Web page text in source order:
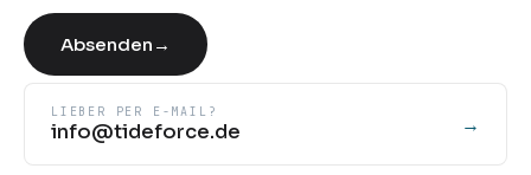
Absenden →
LIEBER PER E-MAIL?
info@tideforce.de →